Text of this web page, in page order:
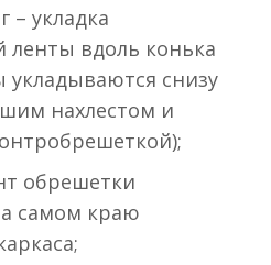
укладка
ленты вдоль конька
снизу
нахлестом и
обрешетки
самом краю